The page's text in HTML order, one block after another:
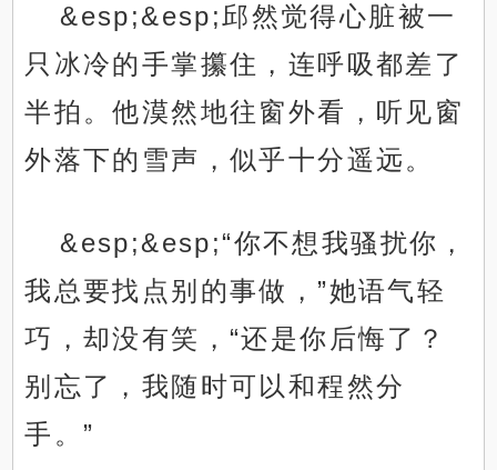
&esp;&esp;邱然觉得心脏被一
只冰冷的手掌攥住，连呼吸都差了
半拍。他漠然地往窗外看，听见窗
外落下的雪声，似乎十分遥远。
&esp;&esp;“你不想我骚扰你，
我总要找点别的事做，”她语气轻
巧，却没有笑，“还是你后悔了？
别忘了，我随时可以和程然分
手。”